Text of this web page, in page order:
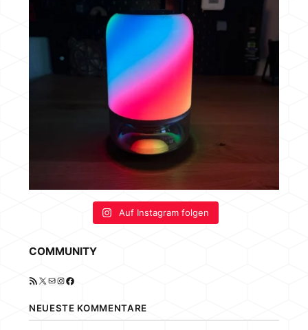
Auf Instagram folgen
COMMUNITY
RSS-Feed
X E-MailInstagram
Facebook
NEUESTE KOMMENTARE